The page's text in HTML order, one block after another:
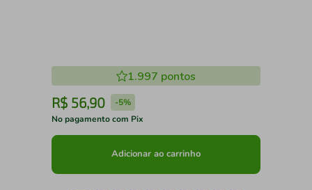
1.997 pontos
R$ 56,90 -5%
No pagamento com Pix
Adicionar ao carrinho